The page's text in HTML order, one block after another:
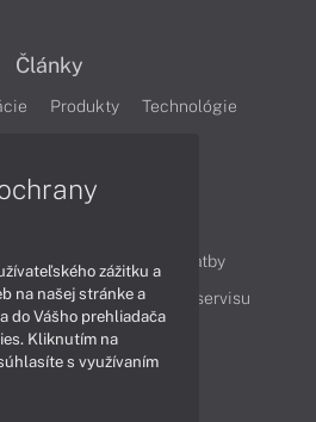
Články
Produkty
Technológie
Možnosti doručenia a platby
služby Cenník servisu
Kontakty
zážitku a
na našej stránke a
do Vášho prehliadača
Kliknutím na
s využívaním